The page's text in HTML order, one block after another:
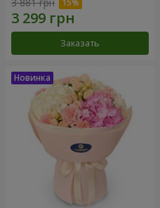
Заказать